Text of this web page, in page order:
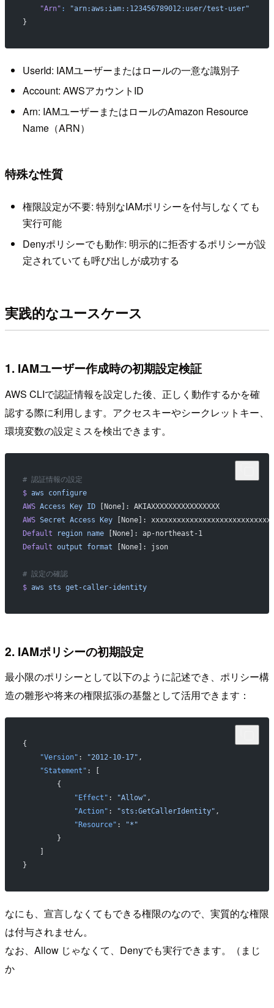
    "Arn"
:
"arn:aws:iam::123456789012:user/test-user"
}
UserId: IAMユーザーまたはロールの一意な識別子
Account: AWSアカウントID
Arn: IAMユーザーまたはロールのAmazon Resource
Name（ARN）
特殊な性質
権限設定が不要: 特別なIAMポリシーを付与しなくても
実行可能
Denyポリシーでも動作: 明示的に拒否するポリシーが設
定されていても呼び出しが成功する
実践的なユースケース
1. IAMユーザー作成時の初期設定検証
AWS CLIで認証情報を設定した後、正しく動作するかを確
認する際に利用します。アクセスキーやシークレットキー、
環境変数の設定ミスを検出できます。
# 認証情報の設定
$ aws configure
AWS Access Key ID [None]: AKIAXXXXXXXXXXXXXXXX
AWS Secret Access Key [None]:
Default region name [None]: ap-northeast-1
Default output format [None]: json
# 設定の確認
$ aws sts get-caller-identity
2. IAMポリシーの初期設定
最小限のポリシーとして以下のように記述でき、ポリシー構
造の雛形や将来の権限拡張の基盤として活用できます：
{
    "Version"
: "2012-10-17" ,
    "Statement"
: [
        {
            "Effect"
: "Allow" ,
            "Action"
: "sts:GetCallerIdentity" ,
            "Resource"
:
"*"
        }
}
なにも、宣言しなくてもできる権限のなので、実質的な権限
は付与されません。
なお、Allow じゃなくて、Denyでも実行できます。（まじ
か